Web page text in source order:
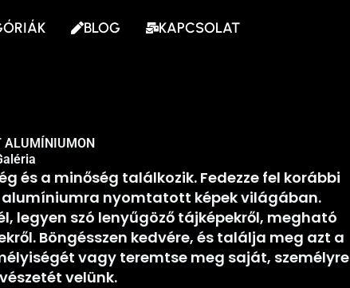
BLOG KAPCSOLAT
ALUMÍNIUMON
és a minőség találkozik. Fedezze fel korábbi
alumíniumra nyomtatott képek világában.
legyen szó lenyűgöző tájképekről, megható
Böngésszen kedvére, és találja meg azt a
vagy teremtse meg saját, személyre
velünk.